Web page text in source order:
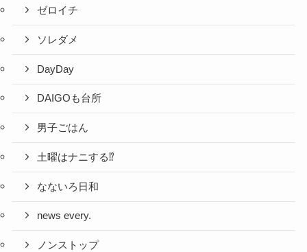
ゼロイチ
ソレダメ
DayDay
DAIGOも台所
男子ごはん
土曜はナニする⁉
なないろ日和
news every.
ノンストップ